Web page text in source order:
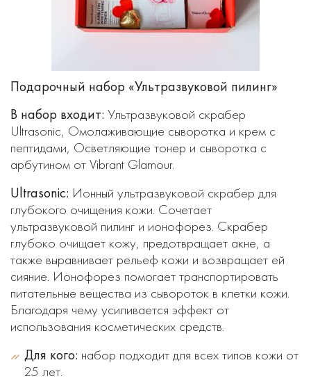
Подарочный набор «Ультразвуковой пилинг»
В набор входит: Ультразвуковой скрабер
Ultrasonic, Омолаживающие сыворотка и крем с
пептидами, Осветляющие тонер и сыворотка с
арбутином от Vibrant Glamour.
Ultrasonic: Ионный ультразвуковой скрабер для
глубокого очищения кожи. Сочетает
ультразвуковой пилинг и ионофорез. Скрабер
глубоко очищает кожу, предотвращает акне, а
также выравнивает рельеф кожи и возвращает ей
сияние. Ионофорез помогает транспортировать
питательные вещества из сывороток в клетки кожи.
Благодаря чему усиливается эффект от
использования косметических средств.
Для кого: набор подходит для всех типов кожи от
25 лет.